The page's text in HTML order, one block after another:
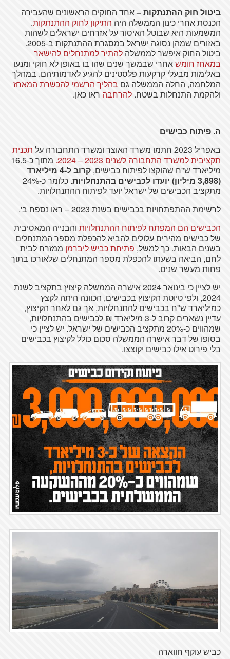
ביטול חוק ההתנתקות –אחד החוקים הראשונים שהעבירה
הכנסת אחרי כינון הממשלה היה התיקון לחוק ההתנתקות.
המשמעות היא שבוטל האיסור על אזרחים ישראלים לשהות
באזורים שמהן נסוגה ישראל במסגרת ההתנתקות ב-2005.
ביטול החוק איפשר לממשלה להתיר למתנחלים להישאר
במאחז חומשאחרי שבמשך שנים שהו בו באופן לא חוקי ומנעו
באלימות מבעלי קרקעות פלסטינים להגיע לאדמותיהם. במהלך
המלחמה, החלה הממשלה גם בהליך הרשמי להכשרת המאחז
ולהקמת התנחלות בשטח. להרחבה ראו כאן.
ה. פיתוח כבישים
באפריל 2023 חתמו משרד האוצר ומשרד התחבורה על
תכנית
תקציבית למשרד התחבורה לשנים 2023 – 2024.
מתוך כ-16.5
מיליארד ש"ח שהוקצו לפיתוח כבישים,
קרוב ל-4 מיליארד
(3,898 מיליון) יועדו לכבישים בהתנחלויות
. כלומר כ-24%
מתקציב הכבישים של ישראל יועד לפיתוח ההתנחלויות.
לרשימת ההתפתחויות בכבישים בשנת 2023 – ראו נספח ב'.
הכבישים הם המפתח לפיתוח ההתנחלויותוהבנייה המאסיבית
של כבישים מהירים עלולים להביא להכפלת מספר המתנחלים
בשנים הבאות. כך למשל, פתיחת כביש ליברמן ממזרח לבית
לחם, הביאה בשעתו להכפלת מספר המתנחלים שלאורכו בתוך
פחות מעשר שנים.
יש לציין כי בינואר 2024 אישרה הממשלה קיצוץ בתקציב לשנת
2024, ולפי טיוטת הקיצוץ בכבישים, הכוונה היתה לקצץ
כמיליארד ש"ח בכבישים להתנחלויות, אך גם לאחר הקיצוץ,
עדיין נשארים קרוב ל-3 מיליארד ₪ לכבישים בהתנחלויות,
שמהווים כ-20% מתקציב הכבישים של ישראל. יש לציין כי
בסופו של דבר אישרה הממשלה סכום כולל לקיצוץ בכבישים
בלי פירוט אילו כבישים יקוצצו.
כביש עוקף חווארה